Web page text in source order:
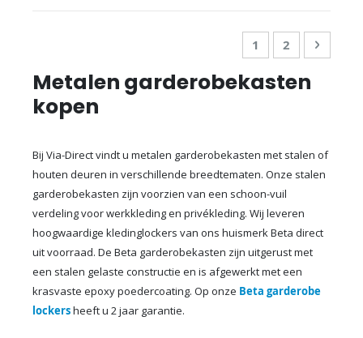
Pagina
U lees
1 Pagina
2 Pagina
Metalen garderobekasten
kopen
Bij Via-Direct vindt u metalen garderobekasten met stalen of
houten deuren in verschillende breedtematen. Onze stalen
garderobekasten zijn voorzien van een schoon-vuil
verdeling voor werkkleding en privékleding. Wij leveren
hoogwaardige kledinglockers van ons huismerk Beta direct
uit voorraad. De Beta garderobekasten zijn uitgerust met
een stalen gelaste constructie en is afgewerkt met een
krasvaste epoxy poedercoating. Op onze Beta garderobe
lockersheeft u 2 jaar garantie.